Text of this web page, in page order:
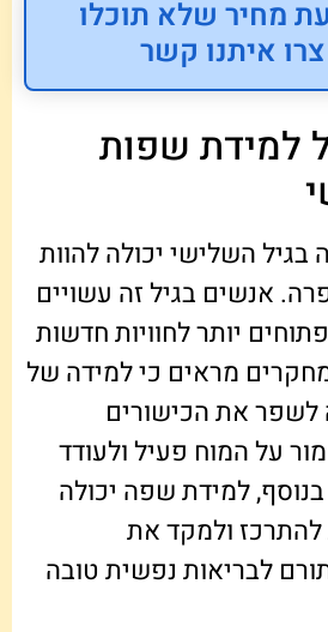
מחיר שלא תוכלו
איתנו קשר
למידת שפות
השלישי יכולה להוות
אנשים בגיל זה עשויים
יותר לחוויות חדשות
מחקרים מראים כי למידה של
את הכישורים
על המוח פעיל ולעודד
למידת שפה יכולה
להתרכז ולמקד את
לבריאות נפשית טובה